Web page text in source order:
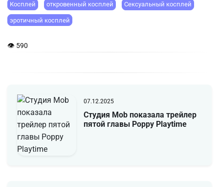
Косплей откровенный косплей Сексуальный косплей
эротичный косплей
👁 590
07.12.2025
Студия Mob показала трейлер
пятой главы Poppy Playtime